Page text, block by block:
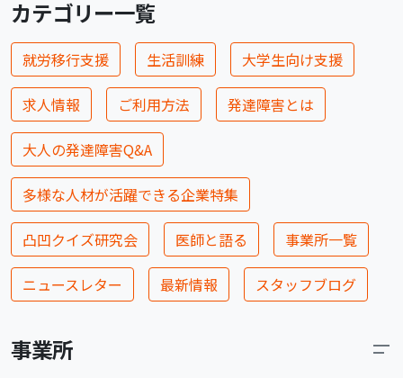
カテゴリー一覧
就労移行支援 生活訓練 大学生向け支援
求人情報 ご利用方法 発達障害とは
大人の発達障害Q&A
多様な人材が活躍できる企業特集
凸凹クイズ研究会 医師と語る 事業所一覧
ニュースレター 最新情報 スタッフブログ
事業所